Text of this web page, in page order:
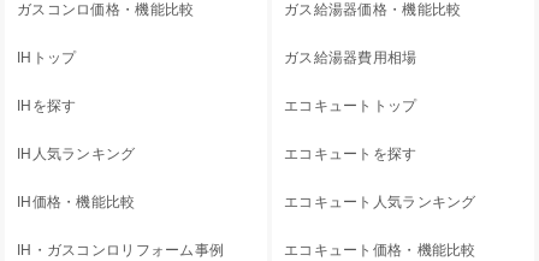
ガスコンロ価格・機能比較
IHトップ
IHを探す
IH人気ランキング
IH価格・機能比較
IH・ガスコンロリフォーム事例
ガス給湯器価格・機能比較
ガス給湯器費用相場
エコキュートトップ
エコキュートを探す
エコキュート人気ランキング
エコキュート価格・機能比較